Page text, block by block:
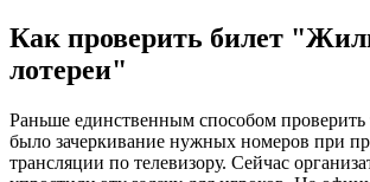
Как проверить билет
лотереи"
Раньше единственным способом
было зачеркивание нужных номеров при
трансляции по телевизору. Сейчас